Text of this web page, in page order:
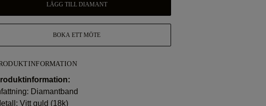
LÄGG TILL DIAMANT
BOKA ETT MÖTE
Diamantband
Vitt guld (18k)